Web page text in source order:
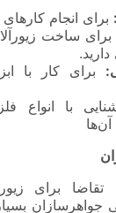
برای انجام
برای ساخت
برای کار با
با انواع
تقاضا برای
جواهرسازان